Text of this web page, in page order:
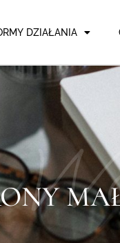
DZIAŁANIA